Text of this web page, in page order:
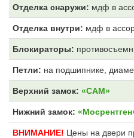
Отделка снаружи: мдф в
Отделка внутри: мдф в
Блокираторы:
Петли: на подшипнике,
Верхний замок: «САМ»
Нижний замок:
ВНИМАНИЕ! Цены на двери